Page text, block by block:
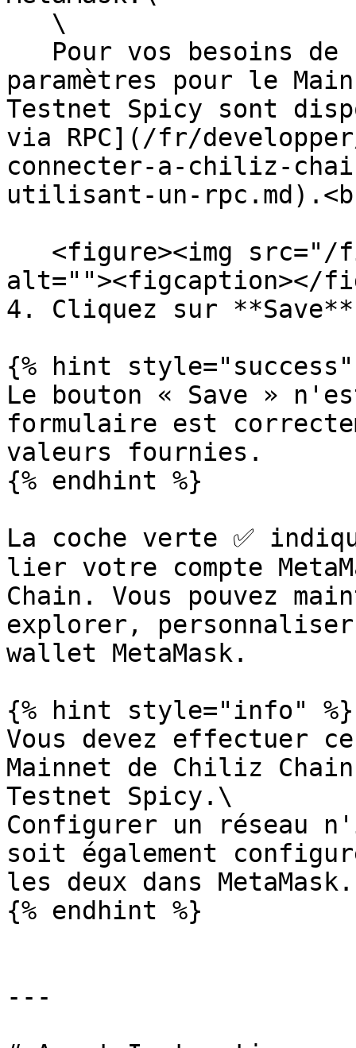
paramètres pour le
Testnet Spicy sont
via RPC](/fr/
connecter-a-chiliz-
utilisant-un-
alt=""><figcaption></
4. Cliquez sur
{% hint style="success"
Le bouton « Save »
formulaire est
valeurs fournies.
{% endhint %}
La coche verte ✅
lier votre compte
Chain. Vous pouvez
explorer,
wallet MetaMask.
{% hint style="info" %}
Vous devez effectuer
Mainnet de Chiliz
Testnet Spicy.\
Configurer un réseau
soit également
les deux dans MetaMask.
{% endhint %}
---